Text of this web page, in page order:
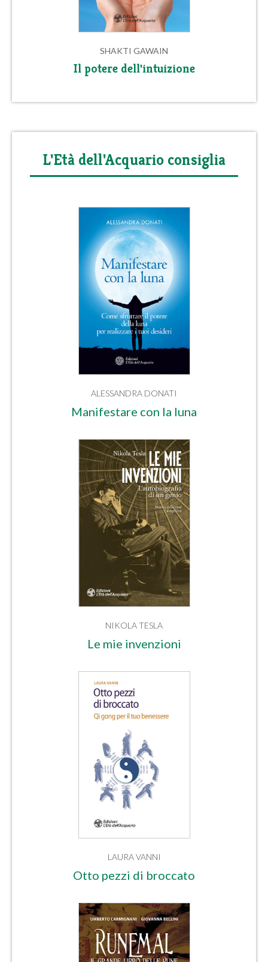
SHAKTI GAWAIN
Il potere dell'intuizione
L'Età dell'Acquario consiglia
ALESSANDRA DONATI
Manifestare con la luna
NIKOLA TESLA
Le mie invenzioni
LAURA VANNI
Otto pezzi di broccato